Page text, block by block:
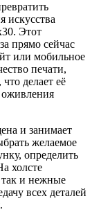
искусства
Этот
прямо сейчас
или мобильное
печати,
делает её
и занимает
желаемое
определить
холсте
так и нежные
всех деталей